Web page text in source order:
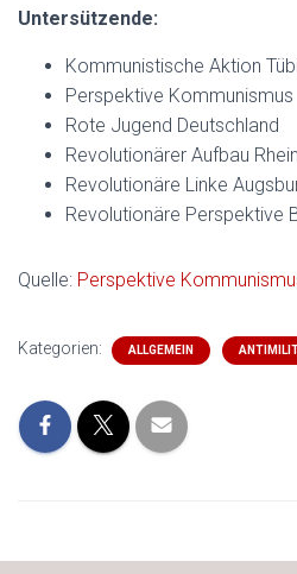
Untersützende:
Kommunistische Aktion
Perspektive Kommunismus
Rote Jugend Deutschland
Revolutionärer Aufbau
Revolutionäre Linke
Revolutionäre Perspektive
Quelle: Perspektive
Kategorien: ALLGEMEIN